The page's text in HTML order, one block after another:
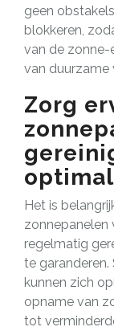
geen
blokkeren,
van de zonne-
van duurzame
Zorg
Het is
zonnepanelen
regelmatig
te garanderen.
kunnen zich
opname van
tot